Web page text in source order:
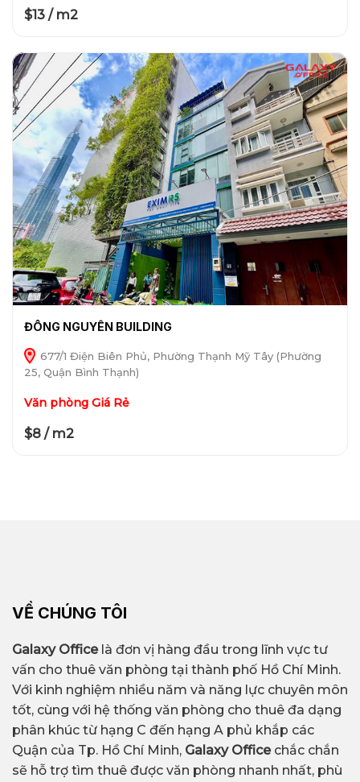
$13 / m2
ĐÔNG NGUYÊN BUILDING
677/1 Điện Biên Phủ, Phường Thạnh Mỹ Tây (Phường
25, Quận Bình Thạnh)
Văn phòng Giá Rẻ
$8 / m2
VỀ CHÚNG TÔI
Galaxy Officelà đơn vị hàng đầu trong lĩnh vực tư
vấn cho thuê văn phòng tại thành phố Hồ Chí Minh.
Với kinh nghiệm nhiều năm và năng lực chuyên môn
tốt, cùng với hệ thống văn phòng cho thuê đa dạng
phân khúc từ hạng C đến hạng A phủ khắp các
Quận của Tp. Hồ Chí Minh, Galaxy Office chắc chắn
sẽ hỗ trợ tìm thuê được văn phòng nhanh nhất, phù